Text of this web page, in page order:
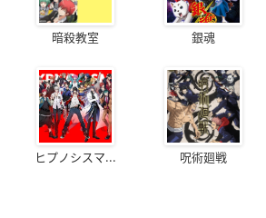
暗殺教室 銀魂
ヒプノシスマ... 呪術廻戦